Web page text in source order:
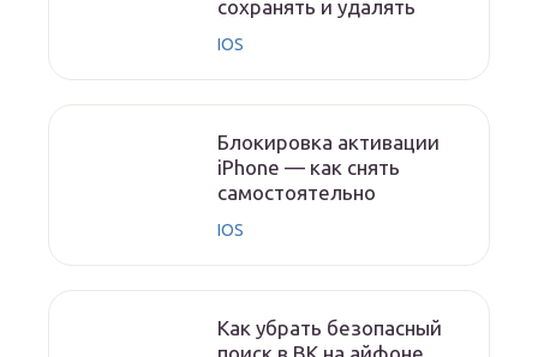
сохранять и удалять
IOS
Блокировка активации
iPhone — как снять
самостоятельно
IOS
Как убрать безопасный